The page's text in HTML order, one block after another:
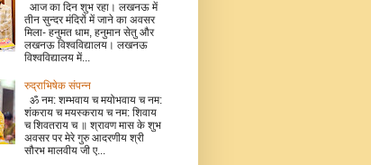
आज का दिन शुभ रहा। लखनऊ में
तीन सुन्दर मंदिरों में जाने का अवसर
मिला- हनुमत धाम, हनुमान सेतु और
लखनऊ विश्वविद्यालय। लखनऊ
विश्वविद्यालय में...
रुद्राभिषेक संपन्न
ॐ नम: शम्भवाय च मयोभवाय च नम:
शंकराय च मयस्कराय च नम: शिवाय
च शिवतराय च ॥ श्रावण मास के शुभ
अवसर पर मेरे गुरु आदरणीय श्री
सौरभ मालवीय जी ए...